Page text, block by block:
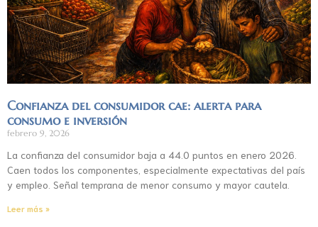
Confianza del consumidor cae: alerta para
consumo e inversión
febrero 9, 2026
La confianza del consumidor baja a 44.0 puntos en enero 2026.
Caen todos los componentes, especialmente expectativas del país
y empleo. Señal temprana de menor consumo y mayor cautela.
Leer más »